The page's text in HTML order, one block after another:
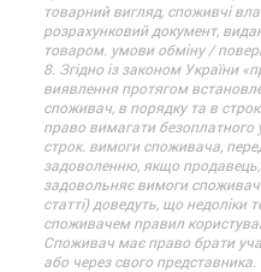
товарний вигляд, споживчі
розрахунковий документ,
товаром. умови обміну /
8. Згідно із законом України
виявлення протягом
споживач, в порядку та в
право вимагати безоплатного
строк. вимоги споживача,
задоволенню, якщо
задовольняє вимоги
статті) доведуть, що
споживачем правил
Споживач має право брати
або через свого представника.